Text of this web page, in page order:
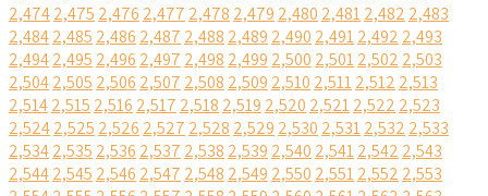
2,4742,475 2,476 2,477 2,478 2,479 2,480 2,4812,482 2,483
2,4842,485 2,486 2,487 2,488 2,489 2,490 2,4912,492 2,493
2,4942,495 2,496 2,497 2,498 2,499 2,500 2,5012,502 2,503
2,5042,505 2,506 2,507 2,508 2,509 2,510 2,5112,512 2,513
2,5142,515 2,516 2,517 2,518 2,519 2,520 2,5212,522 2,523
2,5242,525 2,526 2,527 2,528 2,529 2,530 2,5312,532 2,533
2,5342,535 2,536 2,537 2,538 2,539 2,540 2,5412,542 2,543
2,5442,545 2,546 2,547 2,548 2,549 2,550 2,5512,552 2,553